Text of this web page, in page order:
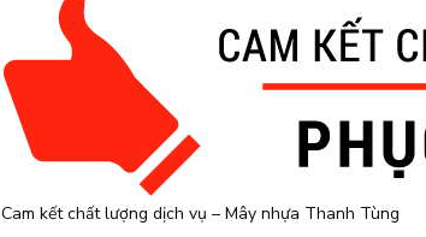
Cam kết chất lượng dịch vụ – Mây nhựa Thanh Tùng